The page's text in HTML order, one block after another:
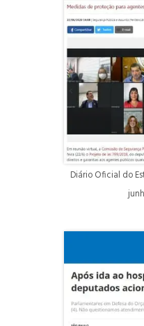
Diário Oficial do